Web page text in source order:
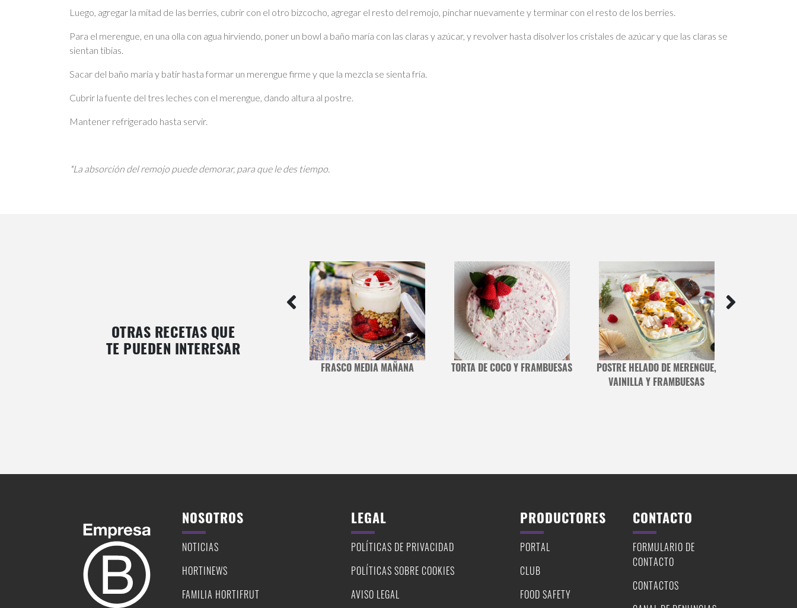
Luego, agregar la mitad de las berries, cubrir con el otro bizcocho, agregar el resto del remojo, pinchar nuevamente y terminar con el resto de los berries.
Para el merengue, en una olla con agua hirviendo, poner un bowl a baño maría con las claras y azúcar, y revolver hasta disolver los cristales de azúcar y que las claras se
sientan tibias.
Sacar del baño maría y batir hasta formar un merengue firme y que la mezcla se sienta fría.
Cubrir la fuente del tres leches con el merengue, dando altura al postre.
Mantener refrigerado hasta servir.
*La absorción del remojo puede demorar, para que le des tiempo.
OTRAS RECETAS QUE
TE PUEDEN INTERESAR
FRASCO MEDIA MAÑANA TORTA DE COCO Y FRAMBUESAS
POSTRE HELADO DE MERENGUE,
VAINILLA Y FRAMBUESAS
NOSOTROS
NOTICIAS
HORTINEWS
FAMILIA HORTIFRUT
LEGAL
POLÍTICAS DE PRIVACIDAD
POLÍTICAS SOBRE COOKIES
AVISO LEGAL
PRODUCTORES
PORTAL
CLUB
FOOD SAFETY
CONTACTO
FORMULARIO DE
CONTACTO
CONTACTOS